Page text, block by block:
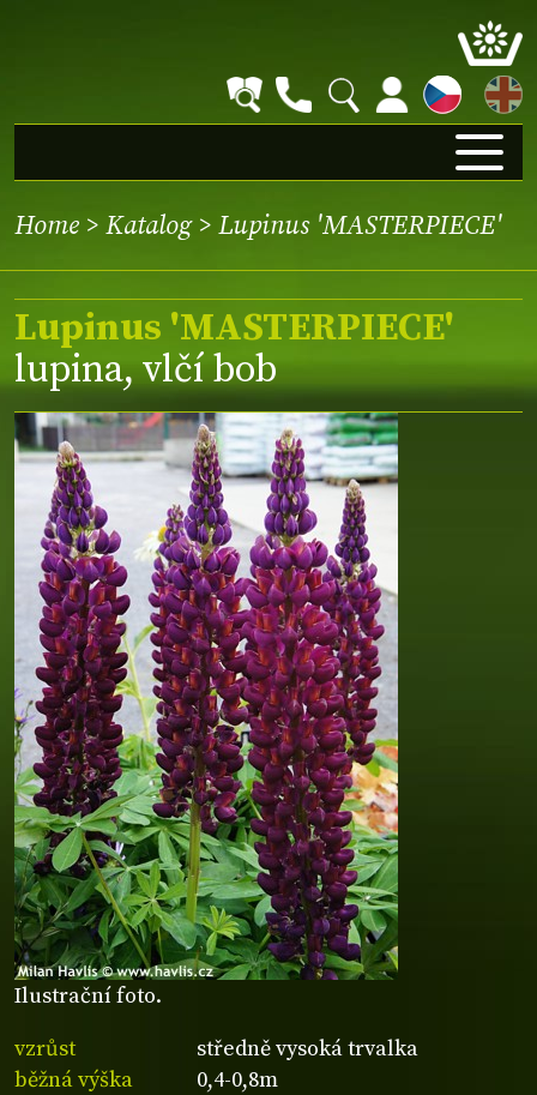
EN
Home > Katalog> Lupinus 'MASTERPIECE'
Ilustrační foto.
Lupinus 'MASTERPIECE'
lupina, vlčí bob
vzrůst
středně vysoká trvalka
běžná výška
0,4-0,8m